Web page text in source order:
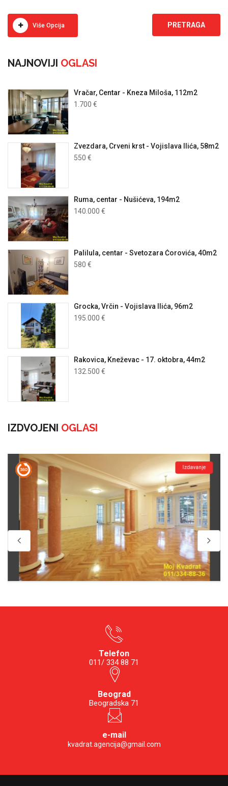
Više Opcija
NAJNOVIJI OGLASI
Vračar, Centar - Kneza Miloša, 112m2
1.700 €
Zvezdara, Crveni krst - Vojislava Ilića, 58m2
550 €
Ruma, centar - Nušićeva, 194m2
140.000 €
Palilula, centar - Svetozara Ćorovića, 40m2
580 €
Grocka, Vrčin - Vojislava Ilića, 96m2
195.000 €
Rakovica, Kneževac - 17. oktobra, 44m2
132.500 €
IZDVOJENI OGLASI
Izdavanje
Telefon
011/ 334 88 71
Beograd
Beogradska 71
e-mail
kvadrat.agencija@gmail.com